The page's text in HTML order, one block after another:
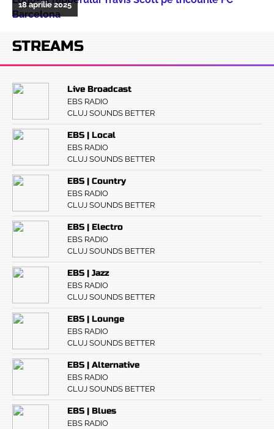
Barcelona
18 aprilie 2025
STREAMS
Live Broadcast
EBS RADIO
CLUJ SOUNDS BETTER
EBS | Local
EBS RADIO
CLUJ SOUNDS BETTER
EBS | Country
EBS RADIO
CLUJ SOUNDS BETTER
EBS | Electro
EBS RADIO
CLUJ SOUNDS BETTER
EBS | Jazz
EBS RADIO
CLUJ SOUNDS BETTER
EBS | Lounge
EBS RADIO
CLUJ SOUNDS BETTER
EBS | Alternative
EBS RADIO
CLUJ SOUNDS BETTER
EBS | Blues
EBS RADIO